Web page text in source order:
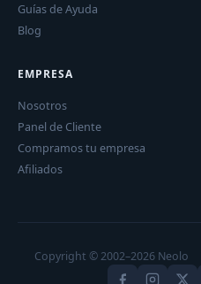
Guías de Ayuda
Blog
EMPRESA
Nosotros
Panel de Cliente
Compramos tu empresa
Afiliados
Copyright © 2002–2026 Neolo